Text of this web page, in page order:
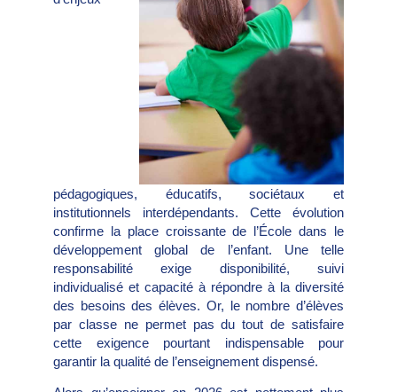
pédagogiques, éducatifs, sociétaux et
institutionnels interdépendants. Cette évolution
confirme la place croissante de l’École dans le
développement global de l’enfant. Une telle
responsabilité exige disponibilité, suivi
individualisé et capacité à répondre à la diversité
des besoins des élèves. Or, le nombre d’élèves
par classe ne permet pas du tout de satisfaire
cette exigence pourtant indispensable pour
garantir la qualité de l’enseignement dispensé.